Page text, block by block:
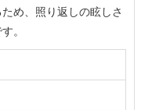
め、照り返しの眩しさ
。